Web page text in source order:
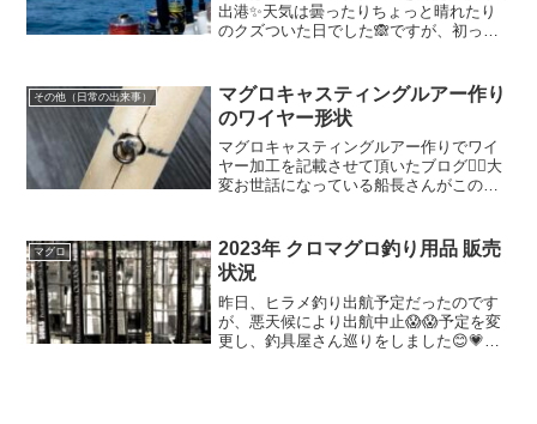
出港✨天気は曇ったりちょっと晴れたり
のクズついた日でした🙈ですが、初っ端
た😊そこからが、なかなか厳しい戦い😨
たまに2.3匹跳ねるの...
その他（日常の出来事）
マグロキャスティングルアー作り
のワイヤー形状
マグロキャスティングルアー作りでワイ
ヤー加工を記載させて頂いたブログ💁‍♀️大
変お世話になっている船長さんがこのブ
通式ではなく半円で作るのもありだけ
ど、ワイヤーで前の...
マグロ
2023年 クロマグロ釣り用品 販売
状況
昨日、ヒラメ釣り出航予定だったのです
が、悪天候により出航中止😱😱予定を変
更し、釣具屋さん巡りをしました😊💗今